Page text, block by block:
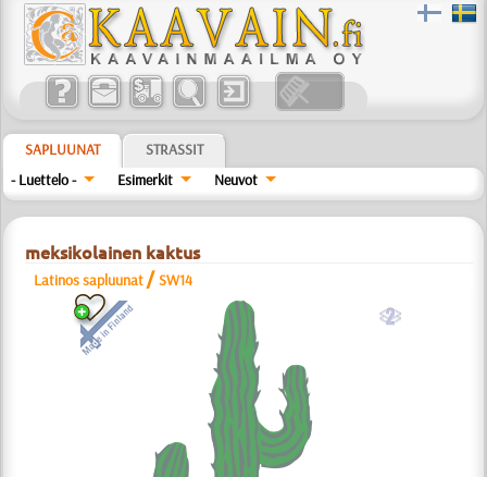
SAPLUUNAT
STRASSIT
- Luettelo -
Esimerkit Neuvot
meksikolainen kaktus
Latinos sapluunat /SW14
b